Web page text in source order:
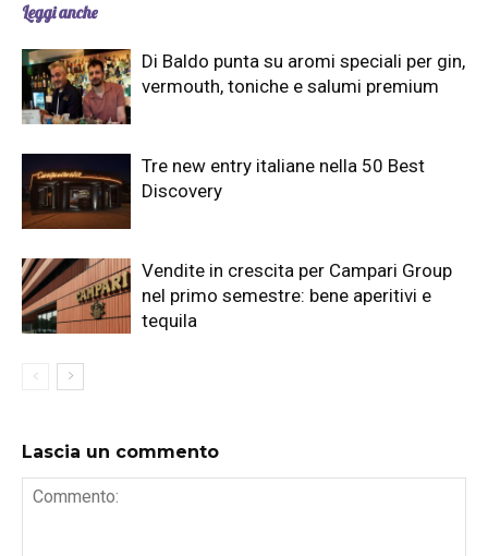
Leggi anche
Di Baldo punta su aromi speciali per gin,
vermouth, toniche e salumi premium
Tre new entry italiane nella 50 Best
Discovery
Vendite in crescita per Campari Group
nel primo semestre: bene aperitivi e
tequila
Lascia un commento